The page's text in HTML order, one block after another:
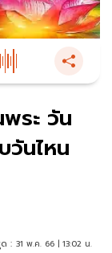
ระ วัน
วันไหน
: 31 พ.ค. 66 | 13:02 น.